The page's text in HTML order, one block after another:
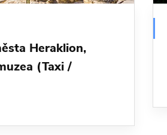
Heraklion,
(Taxi /